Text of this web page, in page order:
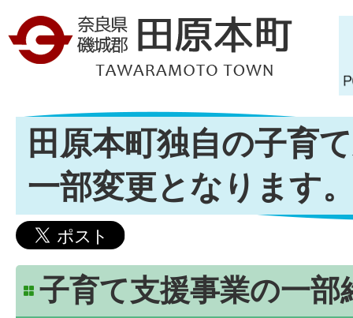
田原本町独自の子育
一部変更となります
子育て支援事業の一部